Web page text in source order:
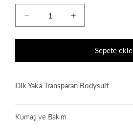
Bodysuit
için
azaltın
Yves
Bodysuit
için
artırın
Sepete ekle
Dik Yaka Transparan Bodysuit
Kumaş ve Bakım